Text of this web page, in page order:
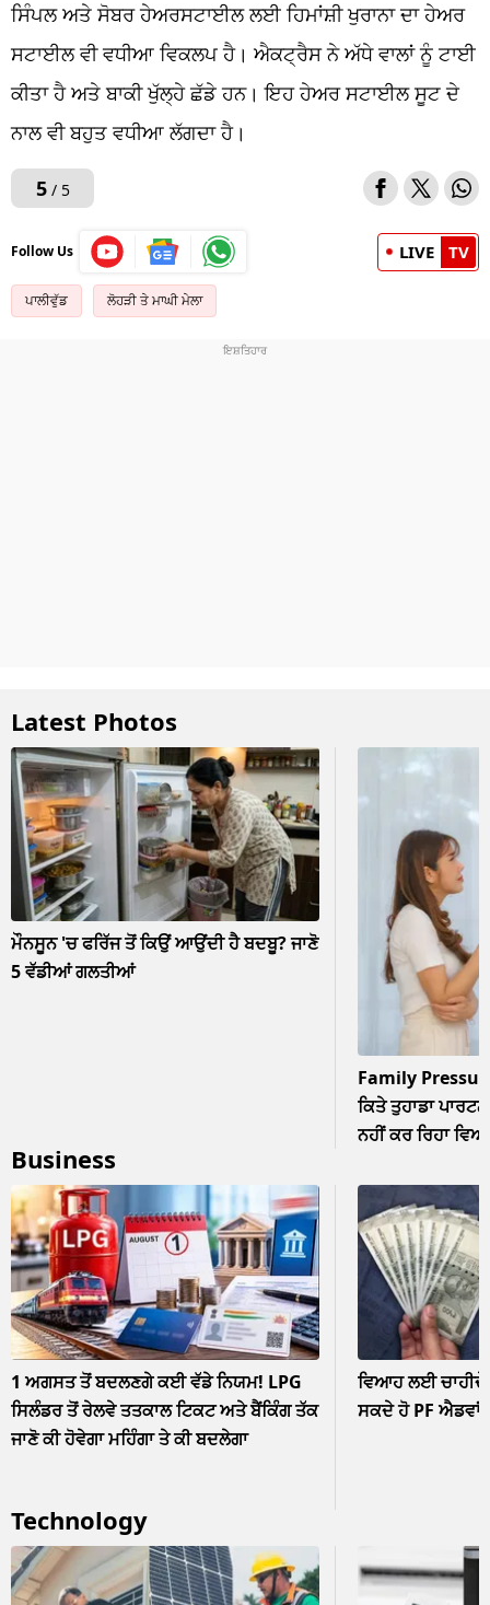
ਸਿੰਪਲ ਅਤੇ ਸੋਬਰ ਹੇਅਰਸਟਾਈਲ ਲਈ ਹਿਮਾਂਸ਼ੀ ਖੁਰਾਨਾ ਦਾ ਹੇਅਰ
ਸਟਾਈਲ ਵੀ ਵਧੀਆ ਵਿਕਲਪ ਹੈ। ਐਕਟ੍ਰੈਸ ਨੇ ਅੱਧੇ ਵਾਲਾਂ ਨੂੰ ਟਾਈ
ਕੀਤਾ ਹੈ ਅਤੇ ਬਾਕੀ ਖੁੱਲ੍ਹੇ ਛੱਡੇ ਹਨ। ਇਹ ਹੇਅਰ ਸਟਾਈਲ ਸੂਟ ਦੇ
ਨਾਲ ਵੀ ਬਹੁਤ ਵਧੀਆ ਲੱਗਦਾ ਹੈ।
5/ 5
Follow Us LIVE TV
ਪਾਲੀਵੁੱਡ ਲੋਹੜੀ ਤੇ ਮਾਘੀ ਮੇਲਾ
Latest Photos
ਮੌਨਸੂਨ 'ਚ ਫਰਿੱਜ ਤੋਂ ਕਿਉਂ ਆਉਂਦੀ ਹੈ ਬਦਬੂ? ਜਾਣੋ
5 ਵੱਡੀਆਂ ਗਲਤੀਆਂ
Family
ਕਿਤੇ ਤੁਹਾਡਾ
ਨਹੀਂ ਕਰ ਰਿਹਾ
Business
1 ਅਗਸਤ ਤੋਂ ਬਦਲਣਗੇ ਕਈ ਵੱਡੇ ਨਿਯਮ! LPG
ਸਿਲੰਡਰ ਤੋਂ ਰੇਲਵੇ ਤਤਕਾਲ ਟਿਕਟ ਅਤੇ ਬੈਂਕਿੰਗ ਤੱਕ
ਜਾਣੋ ਕੀ ਹੋਵੇਗਾ ਮਹਿੰਗਾ ਤੇ ਕੀ ਬਦਲੇਗਾ
ਵਿਆਹ ਲਈ ਚਾਹੀਦੇ
ਸਕਦੇ ਹੋ PF
Technology